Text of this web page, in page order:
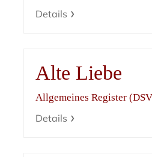
Details
Alte Liebe
Allgemeines Register
Details